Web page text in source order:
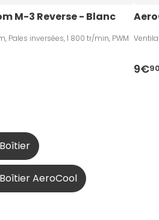
M-3 Reverse - Blanc
Pales inversées, 1 800 tr/min, PWM
9€
AeroCool